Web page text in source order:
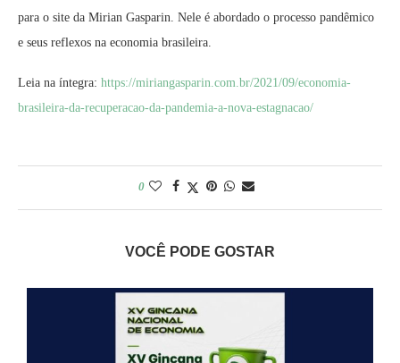
para o site da Mirian Gasparin. Nele é abordado o processo pandêmico
e seus reflexos na economia brasileira.
Leia na íntegra: https://miriangasparin.com.br/2021/09/economia-
brasileira-da-recuperacao-da-pandemia-a-nova-estagnacao/
0
VOCÊ PODE GOSTAR